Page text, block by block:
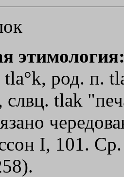
tla°k, род. п.
слвц. tlak
I, 101.